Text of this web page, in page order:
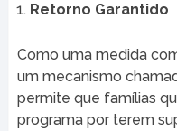
Retorno Garantido
Como uma medida
um mecanismo
permite que famílias
programa por terem